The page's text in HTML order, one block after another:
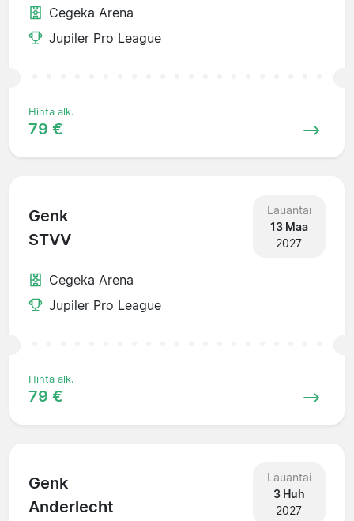
Cegeka Arena
Jupiler Pro League
Hinta alk.
79 €
Genk
STVV
Lauantai
13 Maa
2027
Cegeka Arena
Jupiler Pro League
Hinta alk.
79 €
Genk
Anderlecht
Lauantai
3 Huh
2027